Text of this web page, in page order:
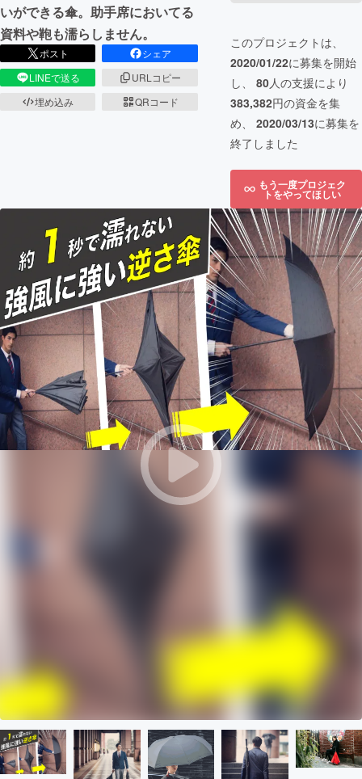
いができる傘。助手席においてる
資料や鞄も濡らしません。
ポスト
シェア
LINEで送る
URLコピー
埋め込み
QRコード
このプロジェクトは、
2020/01/22に募集を開始
し、 80人の支援により
383,382円の資金を集
め、 2020/03/13に募集を
終了しました
もう一度プロジェク
トをやってほしい